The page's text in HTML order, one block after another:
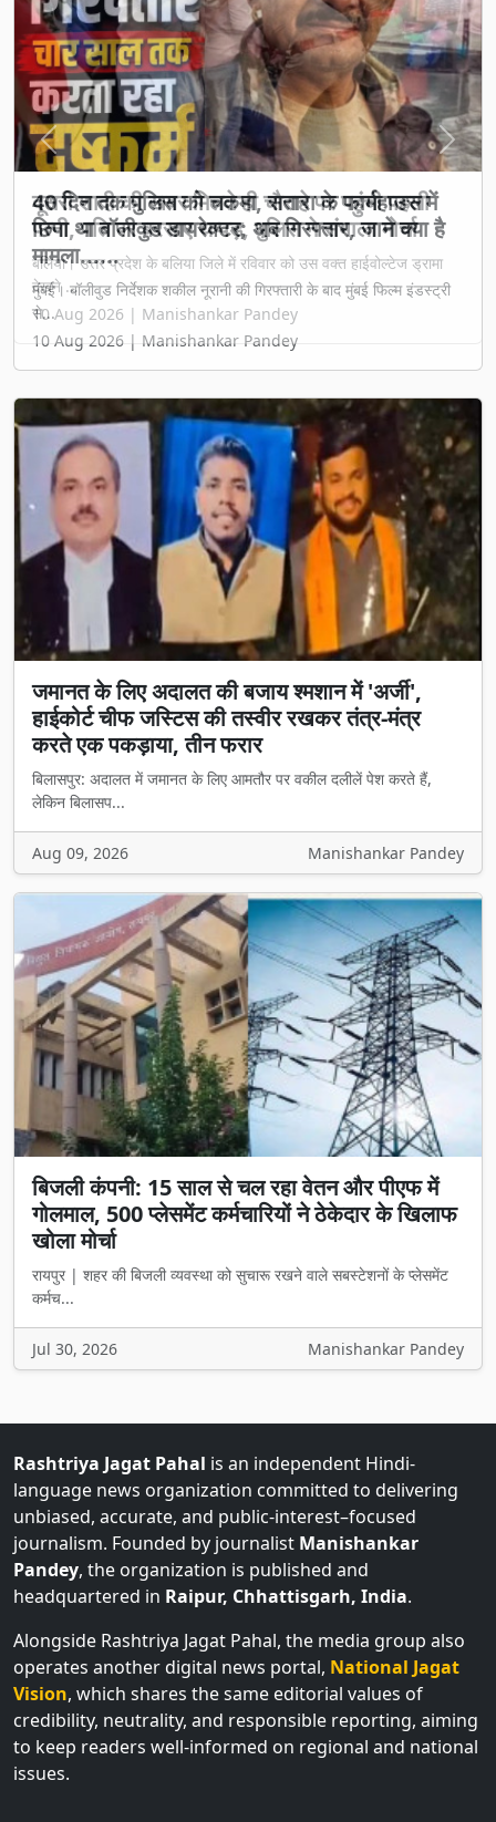
दूसरी शादी की खबर मिलते ही चौराहे पर पहुंची पहली
पत्नी, पति पर बरसाए थप्पड़, पुलिस ने संभाला मोर्चा
बलिया। उत्तर प्रदेश के बलिया जिले में रविवार को उस वक्त हाईवोल्टेज ड्रामा
देखने ...
10 Aug 2026 | Manishankar Pandey
Previous Next
जमानत के लिए अदालत की बजाय श्मशान में 'अर्जी',
हाईकोर्ट चीफ जस्टिस की तस्वीर रखकर तंत्र-मंत्र
करते एक पकड़ाया, तीन फरार
बिलासपुर: अदालत में जमानत के लिए आमतौर पर वकील दलीलें पेश करते हैं,
लेकिन बिलासप...
Aug 09, 2026 Manishankar Pandey
बिजली कंपनी: 15 साल से चल रहा वेतन और पीएफ में
गोलमाल, 500 प्लेसमेंट कर्मचारियों ने ठेकेदार के खिलाफ
खोला मोर्चा
रायपुर | शहर की बिजली व्यवस्था को सुचारू रखने वाले सबस्टेशनों के प्लेसमेंट
कर्मच...
Jul 30, 2026 Manishankar Pandey
language news organization committed to delivering
unbiased, accurate, and public-interest–focused
journalism. Founded by journalistManishankar
Pandey, the organization is published and
headquartered inRaipur, Chhattisgarh, India
Alongside Rashtriya Jagat Pahal, the media group also
operates another digital news portal,National Jagat
Vision, which shares the same editorial values of
credibility, neutrality, and responsible reporting, aiming
to keep readers well-informed on regional and national
issues.